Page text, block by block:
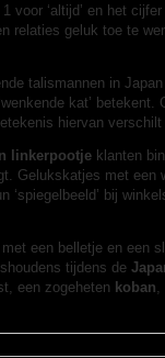
‘altijd’ en het cijfer
relaties geluk toe te
talismannen in
kat’ betekent.
hiervan
linkerpootje klanten
Gelukskatjes met een
‘spiegelbeeld’ bij
een belletje en een
tijdens de
een zogeheten koban,